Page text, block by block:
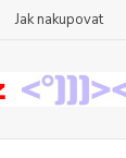
Jak nakupovat